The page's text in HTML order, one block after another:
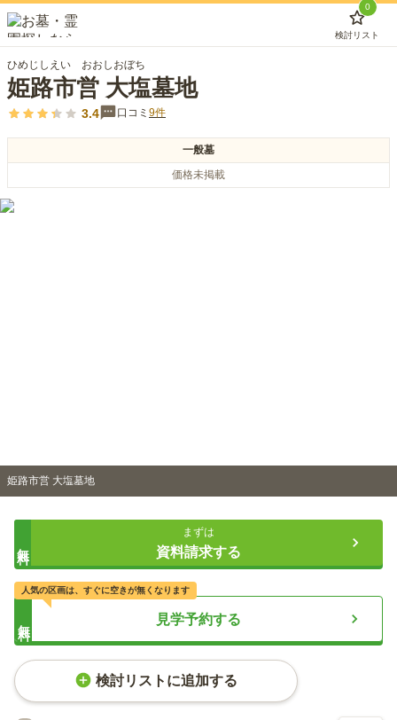
0
検討リスト
ひめじしえい おおしおぼち
姫路市営 大塩墓地
3.4 口コミ 9件
一般墓
価格未掲載
姫路市営 大塩墓地
まずは
資料請求する
見学予約する
人気の区画は、すぐに空きが無くなります
検討リストに追加する